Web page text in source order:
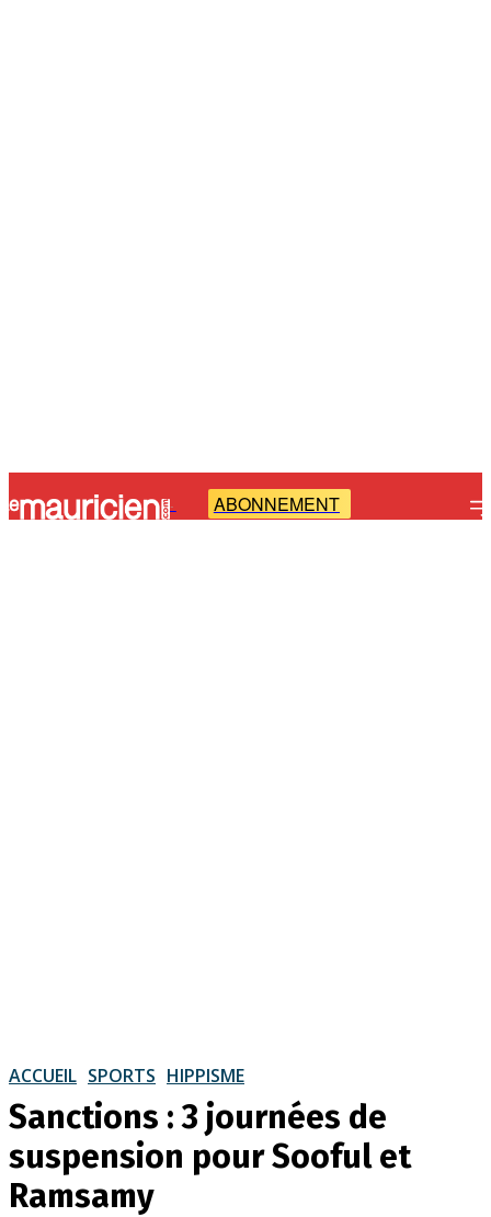
- ABONNEMENT
ACCUEIL SPORTS HIPPISME
Sanctions : 3 journées de
suspension pour Sooful et
Ramsamy